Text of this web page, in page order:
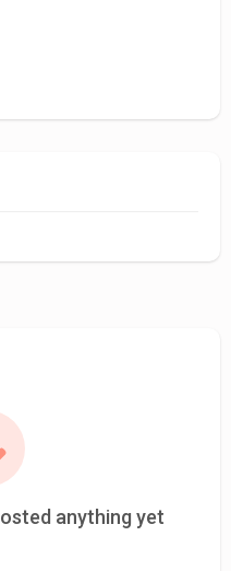
anything yet